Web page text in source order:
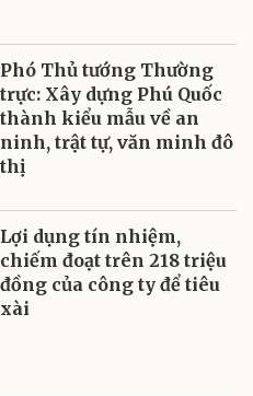
Phó Thủ tướng Thường
trực: Xây dựng Phú Quốc
thành kiểu mẫu về an
ninh, trật tự, văn minh đô
thị
Lợi dụng tín nhiệm,
chiếm đoạt trên 218 triệu
đồng của công ty để tiêu
xài